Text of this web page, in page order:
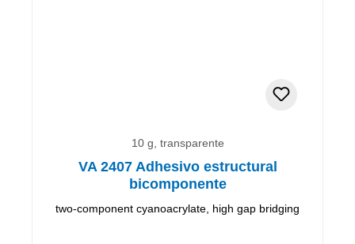
10 g, transparente
VA 2407 Adhesivo estructural
bicomponente
two-component cyanoacrylate, high gap bridging